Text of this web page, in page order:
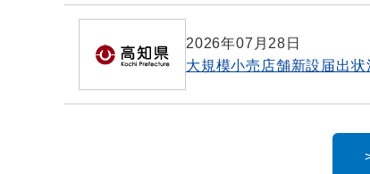
2026年07月28日
大規模小売店舗新設届出状